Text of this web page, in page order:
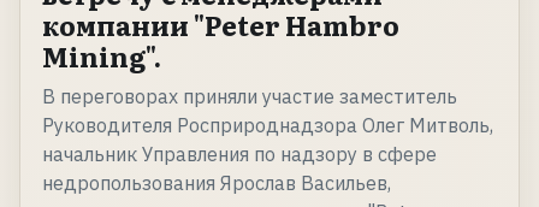
компании "Peter Hambro
Mining".
В переговорах приняли участие заместитель
Руководителя Росприроднадзора Олег Митволь,
начальник Управления по надзору в сфере
недропользования Ярослав Васильев,